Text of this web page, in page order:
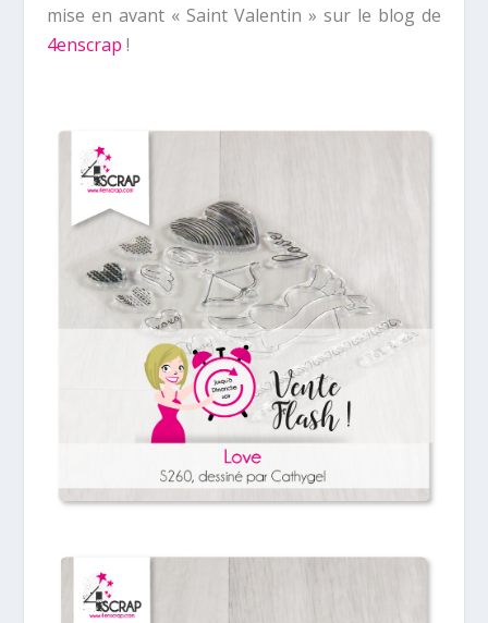
mise en avant « Saint Valentin » sur le blog de
4enscrap !